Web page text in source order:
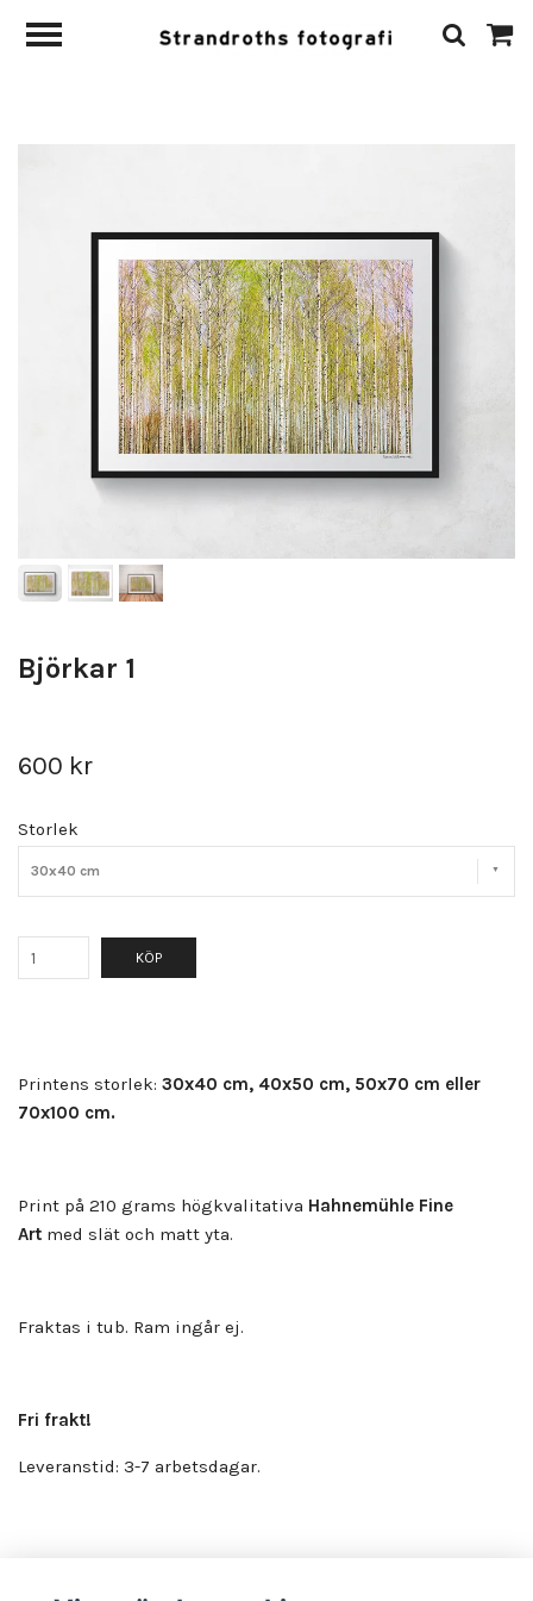
Björkar 1
600 kr
Storlek
30x40 cm
KÖP
Printens storlek: 30x40 cm, 40x50 cm, 50x70 cm eller
70x100 cm.
Print på 210 grams högkvalitativa Hahnemühle Fine
Art med slät och matt yta.
Fraktas i tub. Ram ingår ej.
Fri frakt!
Leveranstid: 3-7 arbetsdagar.